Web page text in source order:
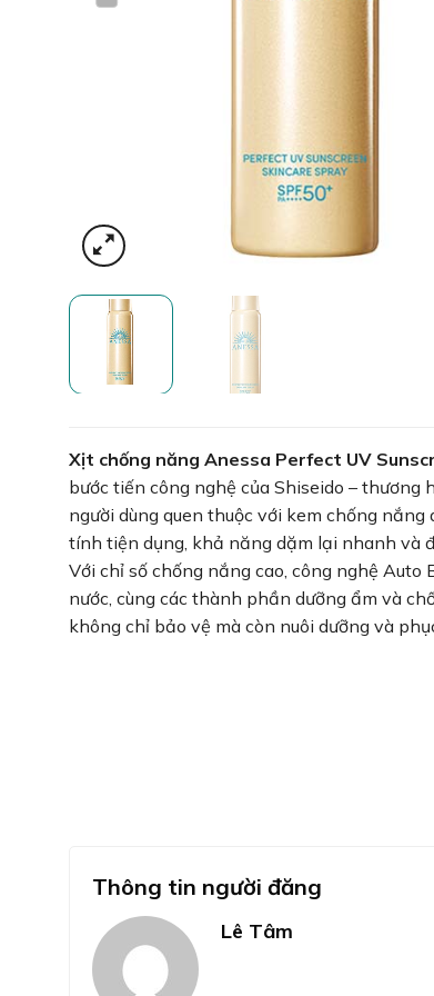
Xịt chống năng Anessa Perfect UV
bước tiến công nghệ của Shiseido – thương
người dùng quen thuộc với kem chống
tính tiện dụng, khả năng dặm lại nhanh và
Với chỉ số chống nắng cao, công nghệ
nước, cùng các thành phần dưỡng ẩm và
không chỉ bảo vệ mà còn nuôi dưỡng và
Thông tin người đăng
Lê Tâm